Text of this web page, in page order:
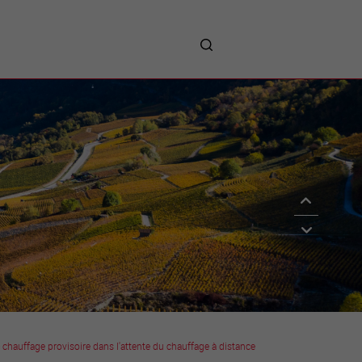
Prestations
Unternehmen :
Willkommen!
Companies : Welcome!
Imprese : benvenute!
provisoire dans l'attente du chauffage à distance